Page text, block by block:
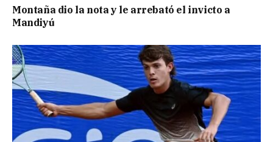
Montaña dio la nota y le arrebató el invicto a
Mandiyú